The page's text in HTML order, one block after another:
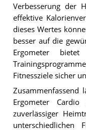
Verbesserung der
effektive
dieses Wertes
besser auf die
Ergometer
Fitnessziele sicher
Zusammenfassend
Ergometer
zuverlässiger
unterschiedlichen